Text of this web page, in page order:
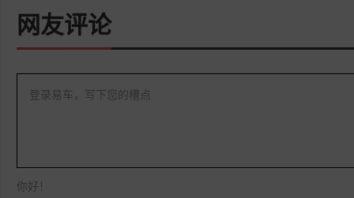
网友评论
登录易车，写下您的槽点
你好！